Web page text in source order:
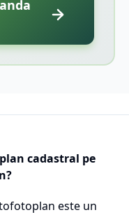
cadastral pe
este un